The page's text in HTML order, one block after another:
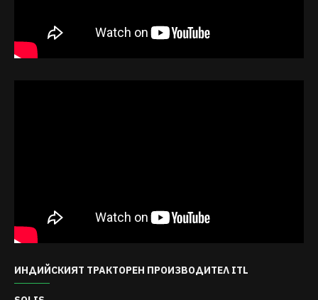
ИНДИЙСКИЯТ ТРАКТОРЕН ПРОИЗВОДИТЕЛ ITL